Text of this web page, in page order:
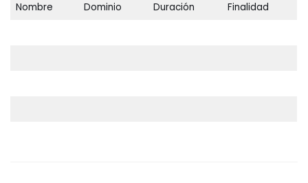
Nombre Dominio Duración Finalidad